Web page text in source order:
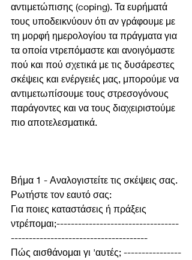
αντιμετώπισης (coping). Τα ευρήματά
τους υποδεικνύουν ότι αν γράφουμε με
τη μορφή ημερολογίου τα πράγματα για
τα οποία ντρεπόμαστε και ανοιγόμαστε
πού και πού σχετικά με τις δυσάρεστες
σκέψεις και ενέργειές μας, μπορούμε να
αντιμετωπίσουμε τους στρεσογόνους
παράγοντες και να τους διαχειριστούμε
πιο αποτελεσματικά.
Βήμα 1 - Αναλογιστείτε τις σκέψεις σας.
Ρωτήστε τον εαυτό σας:
Για ποιες καταστάσεις ή πράξεις
ντρέπομαι;----------------------------------
--------------------------------------
Πώς αισθάνομαι γι 'αυτές; ----------------